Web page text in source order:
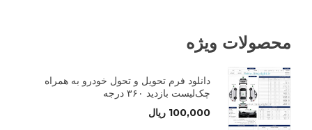
محصولات ویژه
دانلود فرم تحویل و تحول خودرو به همراه
چک‌لیست بازدید ۳۶۰ درجه
100,000 ریال